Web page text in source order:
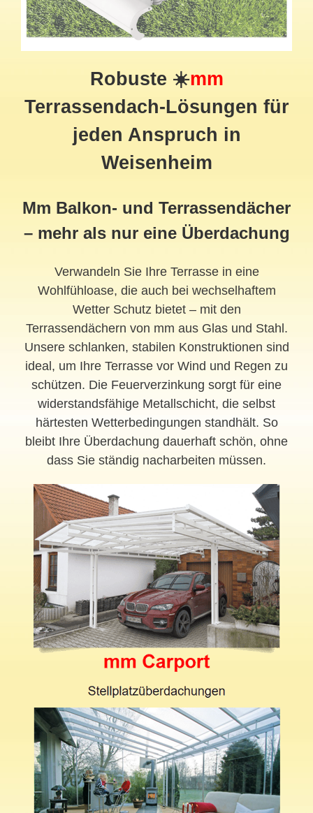
Robuste ☀️mm
Terrassendach-Lösungen für
jeden Anspruch in
Weisenheim
Mm Balkon- und Terrassendächer
– mehr als nur eine Überdachung
Verwandeln Sie Ihre Terrasse in eine
Wohlfühloase, die auch bei wechselhaftem
Wetter Schutz bietet – mit den
Terrassendächern von mm aus Glas und Stahl.
Unsere schlanken, stabilen Konstruktionen sind
ideal, um Ihre Terrasse vor Wind und Regen zu
schützen. Die Feuerverzinkung sorgt für eine
widerstandsfähige Metallschicht, die selbst
härtesten Wetterbedingungen standhält. So
bleibt Ihre Überdachung dauerhaft schön, ohne
dass Sie ständig nacharbeiten müssen.